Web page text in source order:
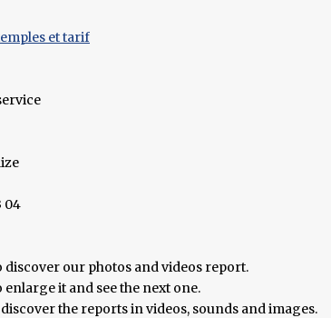
et tarif
04
discover our photos and videos report.
it and see the next one.
the reports in videos, sounds and images.